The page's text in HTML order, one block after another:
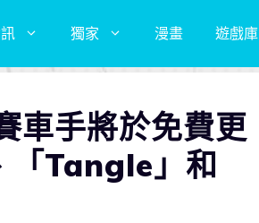
獨家 漫畫 遊戲庫
車手將於免費更
「Tangle」和